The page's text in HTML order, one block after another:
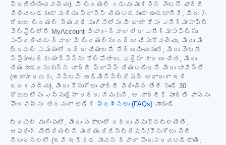
ప్రతిబింబించవచ్చు). మీ ట్రయల్ గడువు ముగిసిన వెంటనే ఛార్జీ
విధించబడకుండా మరియు ప్రాసెస్ చేయబడకుండా ఉండటానికి, మీరు 7-
రోజుల ట్రయల్ వ్యవధి ముగిసేలోపు మీ ఖాతా కోసం ఎనిగ్మాసాఫ్ట్
వెబ్‌సైట్‌లోని MyAccount విభాగం ద్వారా లేదా ఎనిగ్మాసాఫ్ట్‌ను
సంప్రదించడం ద్వారా మీ ట్రయల్‌ను రద్దు చేసుకోవచ్చు. మీరు మీ
ట్రయల్ సమయంలో రద్దు చేయాలని నిర్ణయించుకుంటే, మీరు వెంటనే
స్పైహంటర్‌కు యాక్సెస్‌ను కోల్పోతారు. ఏదైనా కారణం చేత, మీరు
చేయకూడదనుకున్న ఛార్జీ ప్రాసెస్ చేయబడిందని మీరు భావిస్తే
(ఉదాహరణకు, సిస్టమ్ అడ్మినిస్ట్రేషన్ ఆధారంగా ఇది
జరగవచ్చు), మీరు కొనుగోలు ఛార్జీ విధించిన తేదీ నుండి 30
రోజులలోపు ఎప్పుడైనా రద్దు చేసుకుని, ఆ ఛార్జీకి పూర్తి వాపసు
పొందవచ్చు. తరచుగా అడిగే
ప్రశ్నలు (FAQs) చూడండి.
ట్రయల్ ముగింపులో, మీరు సకాలంలో రద్దు చేసుకోనట్లయితే,
ఆఫరింగ్ మెటీరియల్స్ మరియు రిజిస్ట్రేషన్/కొనుగోలు పేజీ
నిబంధనలలో (ఇవి ఇక్కడ సూచన ద్వారా పొందుపరచబడ్డాయి;